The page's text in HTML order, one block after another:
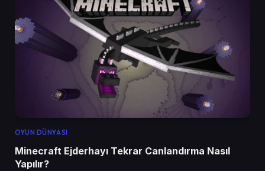
OYUN DÜNYASI
Minecraft Ejderhayı Tekrar Canlandırma Nasıl
Yapılır?